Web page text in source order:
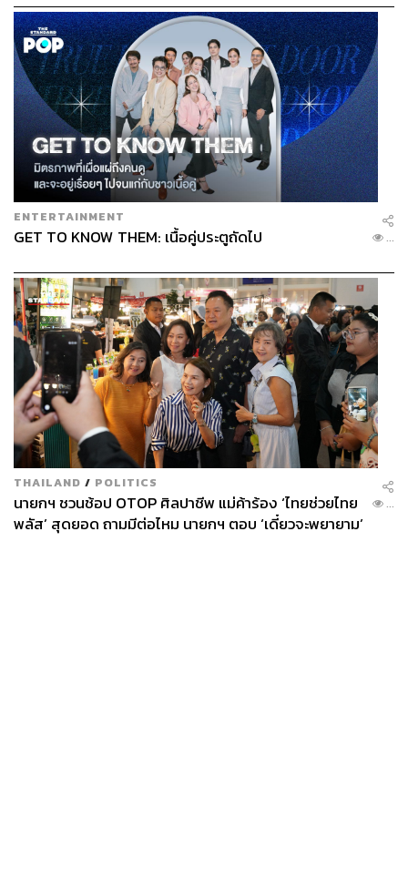
ENTERTAINMENT
GET TO KNOW THEM: เนื้อคู่ประตูถัดไป ...
THAILAND / POLITICS
นายกฯ ชวนช้อป OTOP ศิลปาชีพ แม่ค้าร้อง ‘ไทยช่วยไทย
พลัส’ สุดยอด ถามมีต่อไหม นายกฯ ตอบ ‘เดี๋ยวจะพยายาม’
...